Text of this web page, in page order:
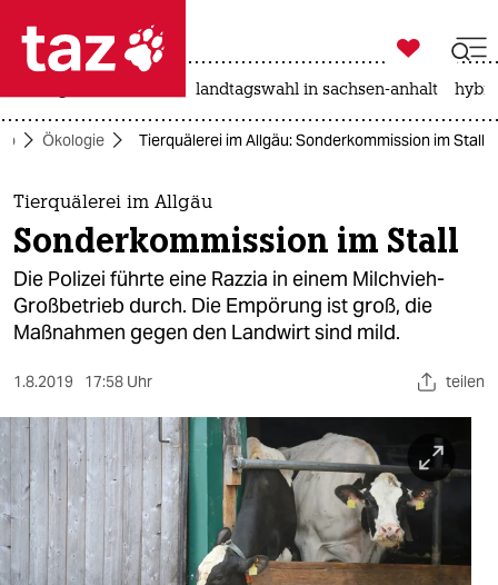
 taz zahl ich
taz zahl ich
themen
politik
öko
gesellschaft
sport
berlin
nord

taz zahl ich
landtagswahl in sachsen-anhalt
Ökologie Tierquälerei im Allgäu: Sonderkommission im Stall
Tierquälerei im Allgäu
Sonderkommission im Stall
Die Polizei führte eine Razzia in einem Milchvieh-
Großbetrieb durch. Die Empörung ist groß, die
Maßnahmen gegen den Landwirt sind mild.
1.8.2019 17:58 Uhr teilen